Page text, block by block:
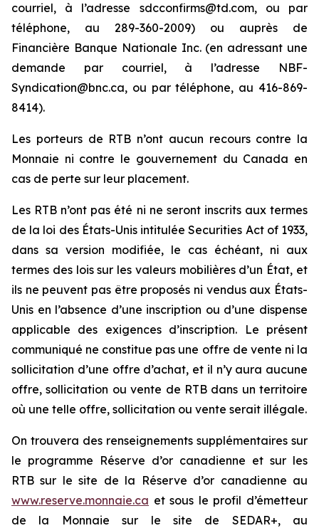
courriel, à l’adresse sdcconfirms@td.com, ou par
téléphone, au 289-360-2009) ou auprès de
Financière Banque Nationale Inc. (en adressant une
demande par courriel, à l’adresse NBF-
Syndication@bnc.ca, ou par téléphone, au 416-869-
8414).
Les porteurs de RTB n’ont aucun recours contre la
Monnaie ni contre le gouvernement du Canada en
cas de perte sur leur placement.
Les RTB n’ont pas été ni ne seront inscrits aux termes
de la loi des États-Unis intituléeSecurities Act of 1933,
dans sa version modifiée, le cas échéant, ni aux
termes des lois sur les valeurs mobilières d’un État, et
ils ne peuvent pas être proposés ni vendus aux États-
Unis en l’absence d’une inscription ou d’une dispense
applicable des exigences d’inscription. Le présent
communiqué ne constitue pas une offre de vente ni la
sollicitation d’une offre d’achat, et il n’y aura aucune
offre, sollicitation ou vente de RTB dans un territoire
où une telle offre, sollicitation ou vente serait illégale.
On trouvera des renseignements supplémentaires sur
le programme Réserve d’or canadienne et sur les
RTB sur le site de la Réserve d’or canadienne au
www.reserve.monnaie.ca et sous le profil d’émetteur
de la Monnaie sur le site de SEDAR+, au